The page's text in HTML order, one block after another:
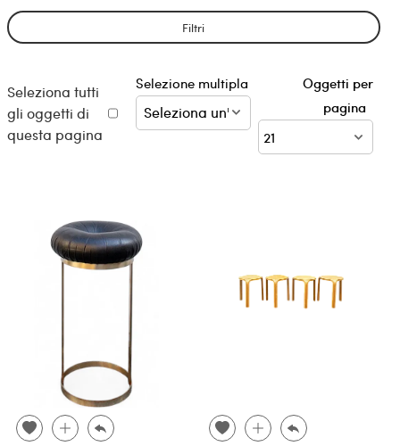
Filtri
Seleziona tutti
gli oggetti di
questa pagina
Selezione multipla
Oggetti per
pagina